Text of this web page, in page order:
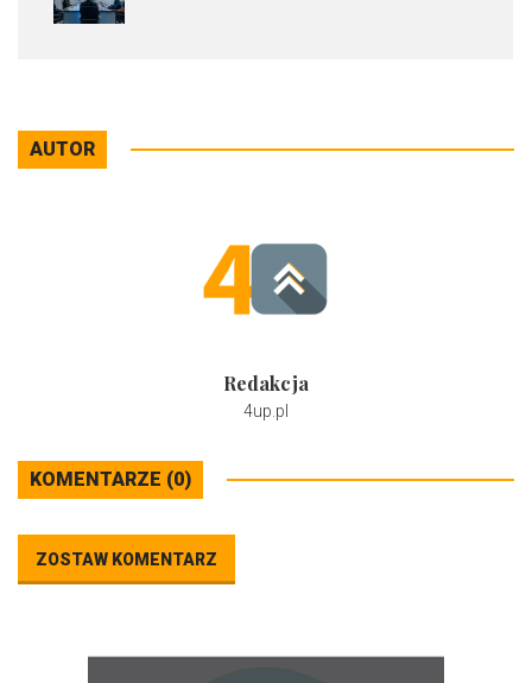
AUTOR
Redakcja
4up.pl
KOMENTARZE (0)
ZOSTAW KOMENTARZ